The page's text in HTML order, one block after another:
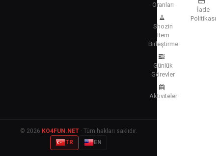
Oranları
Shozin
Item
Birleştirme
Günlük
Görevler
Aktiviteler
İade
Politikası
© 2026 KO4FUN.NET · Tüm hakları saklıdır.
TR
EN